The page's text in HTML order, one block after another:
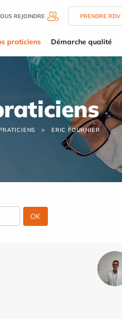
REJOINDRE PRENDRE RDV
praticiens Démarche qualité
ERIC FOURNIER